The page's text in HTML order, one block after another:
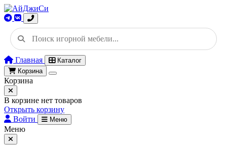
Главная
Каталог
Корзина
Корзина
В корзине нет товаров
Открыть корзину
Войти
Меню
Меню